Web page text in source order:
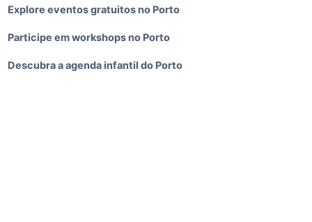
Explore eventos gratuitos no Porto
Participe em workshops no Porto
Descubra a agenda infantil do Porto